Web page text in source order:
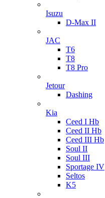
Isuzu
D-Max II
JAC
T6
T8
T8 Pro
Jetour
Dashing
Kia
Ceed I Hb
Ceed II Hb
Ceed III Hb
Soul II
Soul III
Sportage IV
Seltos
K5